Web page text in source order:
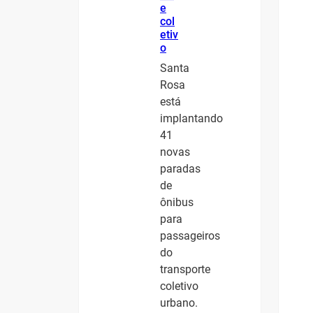
e
col
etiv
o
Santa
Rosa
está
implantando
41
novas
paradas
de
ônibus
para
passageiros
do
transporte
coletivo
urbano.